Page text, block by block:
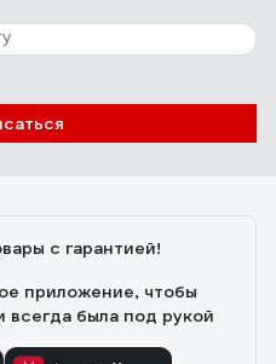
с гарантией!
приложение, чтобы
всегда была под рукой